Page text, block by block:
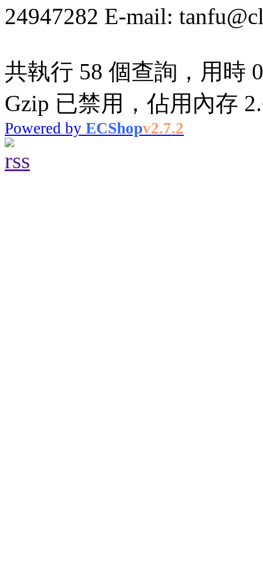
24947282 E-mail:
共執行 58 個查詢，用時
Gzip 已禁用，佔用內存
Powered by ECShopv2.7.2